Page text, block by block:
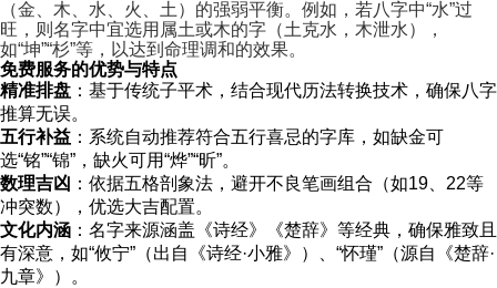
（金、木、水、火、土）的强弱平衡。例如，若八字中“水”过
旺，则名字中宜选用属土或木的字（土克水，木泄水），
如“坤”“杉”等，以达到命理调和的效果。
免费服务的优势与特点
精准排盘 ：基于传统子平术，结合现代历法转换技术，确保八字
推算无误。
五行补益 ：系统自动推荐符合五行喜忌的字库，如缺金可
选“铭”“锦”，缺火可用“烨”“昕”。
数理吉凶 ：依据五格剖象法，避开不良笔画组合（如19、22等
冲突数），优选大吉配置。
文化内涵 ：名字来源涵盖《诗经》《楚辞》等经典，确保雅致且
有深意，如“攸宁”（出自《诗经·小雅》）、“怀瑾”（源自《楚辞·
九章》）。